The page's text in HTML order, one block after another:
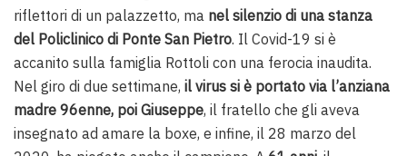
riflettori di un palazzetto, ma nel silenzio di una stanza
del Policlinico di Ponte San Pietro. Il Covid-19 si è
accanito sulla famiglia Rottoli con una ferocia inaudita.
Nel giro di due settimane, il virus si è portato via l’anziana
madre 96enne, poi Giuseppe, il fratello che gli aveva
insegnato ad amare la boxe, e infine, il 28 marzo del